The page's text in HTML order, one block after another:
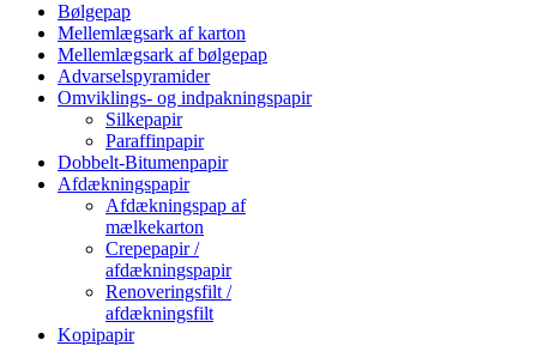
Bølgepap
Mellemlægsark af karton
Mellemlægsark af bølgepap
Advarselspyramider
Omviklings- og indpakningspapir
Silkepapir
Paraffinpapir
Dobbelt-Bitumenpapir
Afdækningspapir
Afdækningspap af
mælkekarton
Crepepapir /
afdækningspapir
Renoveringsfilt /
afdækningsfilt
Kopipapir